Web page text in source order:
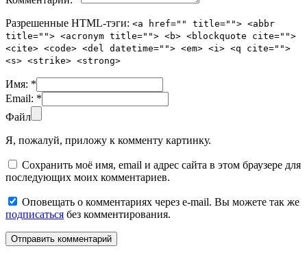
Разрешенные HTML-тэги: <a href="" title=""> <abbr
title=""> <acronym title=""> <b> <blockquote cite="">
<cite> <code> <del datetime=""> <em> <i> <q cite="">
<s> <strike> <strong>
Имя: *
Email: *
Файл
Я, пожалуй, приложу к комменту картинку.
Сохранить моё имя, email и адрес сайта в этом браузере для
последующих моих комментариев.
Оповещать о комментариях через e-mail. Вы можете так же
подписаться без комментирования.